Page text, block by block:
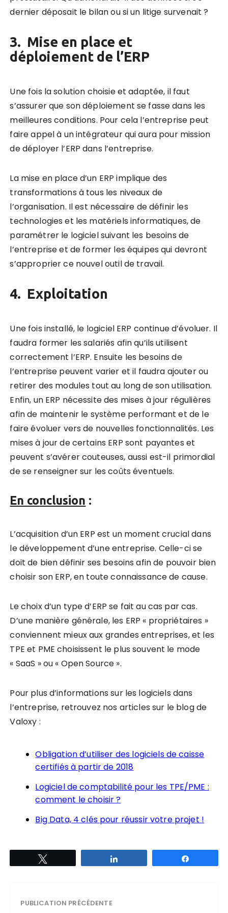
dernier déposait le bilan ou si un litige survenait ?
3. Mise en place et
déploiement de l’ERP
Une fois la solution choisie et adaptée, il faut
s’assurer que son déploiement se fasse dans les
meilleures conditions. Pour cela l’entreprise peut
faire appel à un intégrateur qui aura pour mission
de déployer l’ERP dans l’entreprise.
La mise en place d’un ERP implique des
transformations à tous les niveaux de
l’organisation. Il est nécessaire de définir les
technologies et les matériels informatiques, de
paramétrer le logiciel suivant les besoins de
l’entreprise et de former les équipes qui devront
s’approprier ce nouvel outil de travail.
4. Exploitation
Une fois installé, le logiciel ERP continue d’évoluer. Il
faudra former les salariés afin qu’ils utilisent
correctement l’ERP. Ensuite les besoins de
l’entreprise peuvent varier et il faudra ajouter ou
retirer des modules tout au long de son utilisation.
Enfin, un ERP nécessite des mises à jour régulières
afin de maintenir le système performant et de le
faire évoluer vers de nouvelles fonctionnalités. Les
mises à jour de certains ERP sont payantes et
peuvent s’avérer couteuses, aussi est-il primordial
de se renseigner sur les coûts éventuels.
En conclusion :
L’acquisition d’un ERP est un moment crucial dans
le développement d’une entreprise. Celle-ci se
doit de bien définir ses besoins afin de pouvoir bien
choisir son ERP, en toute connaissance de cause.
Le choix d’un type d’ERP se fait au cas par cas.
D’une manière générale, les ERP « propriétaires »
conviennent mieux aux grandes entreprises, et les
TPE et PME choisissent le plus souvent le mode
« SaaS » ou « Open Source ».
Pour plus d’informations sur les logiciels dans
l’entreprise, retrouvez nos articles sur le blog de
Valoxy :
Obligation d’utiliser des logiciels de caisse
certifiés à partir de 2018
Logiciel de comptabilité pour les TPE/PME :
comment le choisir ?
Big Data, 4 clés pour réussir votre projet !
PUBLICATION PRÉCÉDENTE